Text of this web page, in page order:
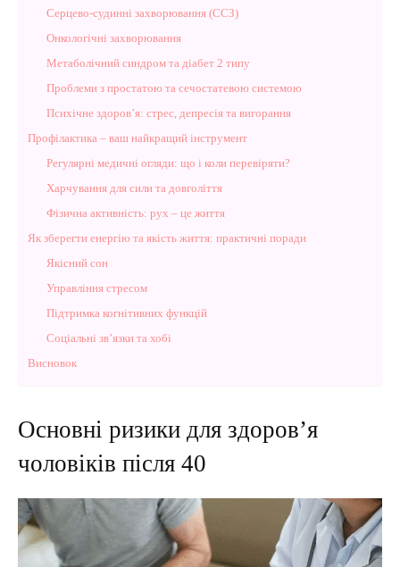
Серцево-судинні захворювання (ССЗ)
Онкологічні захворювання
Метаболічний синдром та діабет 2 типу
Проблеми з простатою та сечостатевою системою
Психічне здоров’я: стрес, депресія та вигорання
Профілактика – ваш найкращий інструмент
Регулярні медичні огляди: що і коли перевіряти?
Харчування для сили та довголіття
Фізична активність: рух – це життя
Як зберегти енергію та якість життя: практичні поради
Якісний сон
Управління стресом
Підтримка когнітивних функцій
Соціальні зв’язки та хобі
Висновок
Основні ризики для здоров’я
чоловіків після 40